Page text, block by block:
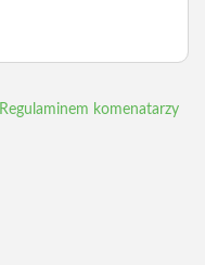
Regulaminem komenatarzy